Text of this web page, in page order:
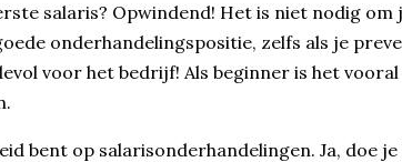
salaris? Opwindend! Het is niet nodig om
onderhandelingspositie, zelfs als je
voor het bedrijf! Als beginner is het
bent op salarisonderhandelingen. Ja, doe je